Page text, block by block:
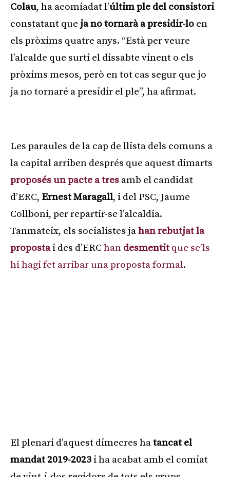
Colau, ha acomiadat l’últim ple del consistori
constatant que ja no tornarà a presidir-lo en
els pròxims quatre anys. “Està per veure
l’alcalde que surti el dissabte vinent o els
pròxims mesos, però en tot cas segur que jo
ja no tornaré a presidir el ple”, ha afirmat.
Les paraules de la cap de llista dels comuns a
la capital arriben després que aquest dimarts
proposés un pacte a tres amb el candidat
d’ERC, Ernest Maragall, i del PSC, Jaume
Collboni, per repartir-se l’alcaldia.
Tanmateix, els socialistes jahan rebutjat la
propostai des d’ERC han desmentitque se’ls
hi hagi fet arribar una proposta formal.
El plenari d’aquest dimecres hatancat el
mandat 2019-2023 i ha acabat amb el comiat